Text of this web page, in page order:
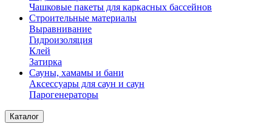
Чашковые пакеты для каркасных бассейнов
Строительные материалы
Выравнивание
Гидроизоляция
Клей
Затирка
Сауны, хамамы и бани
Аксессуары для саун и саун
Парогенераторы
Каталог